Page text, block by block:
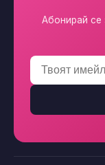
Абонирай се